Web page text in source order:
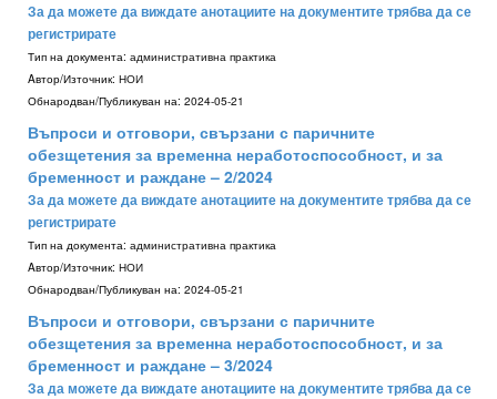
За да можете да виждате анотациите на документите трябва да се
регистрирате
Тип на документа: административна практика
Aвтор/Източник: НОИ
Обнародван/Публикуван на: 2024-05-21
Въпроси и отговори, свързани с паричните
обезщетения за временна неработоспособност, и за
бременност и раждане – 2/2024
За да можете да виждате анотациите на документите трябва да се
регистрирате
Тип на документа: административна практика
Aвтор/Източник: НОИ
Обнародван/Публикуван на: 2024-05-21
Въпроси и отговори, свързани с паричните
обезщетения за временна неработоспособност, и за
бременност и раждане – 3/2024
За да можете да виждате анотациите на документите трябва да се